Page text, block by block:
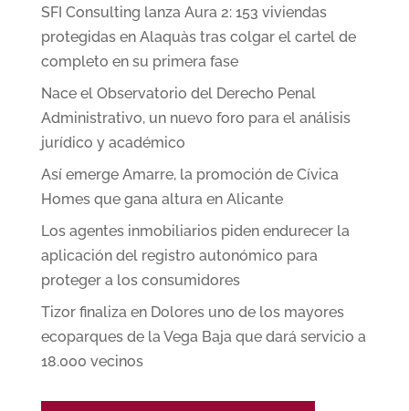
SFI Consulting lanza Aura 2: 153 viviendas
protegidas en Alaquàs tras colgar el cartel de
completo en su primera fase
Nace el Observatorio del Derecho Penal
Administrativo, un nuevo foro para el análisis
jurídico y académico
Así emerge Amarre, la promoción de Cívica
Homes que gana altura en Alicante
Los agentes inmobiliarios piden endurecer la
aplicación del registro autonómico para
proteger a los consumidores
Tizor finaliza en Dolores uno de los mayores
ecoparques de la Vega Baja que dará servicio a
18.000 vecinos